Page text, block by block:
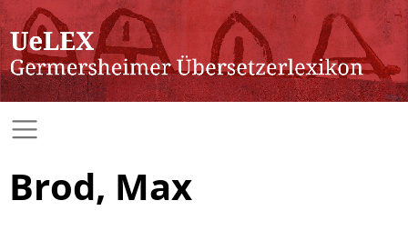
Brod, Max